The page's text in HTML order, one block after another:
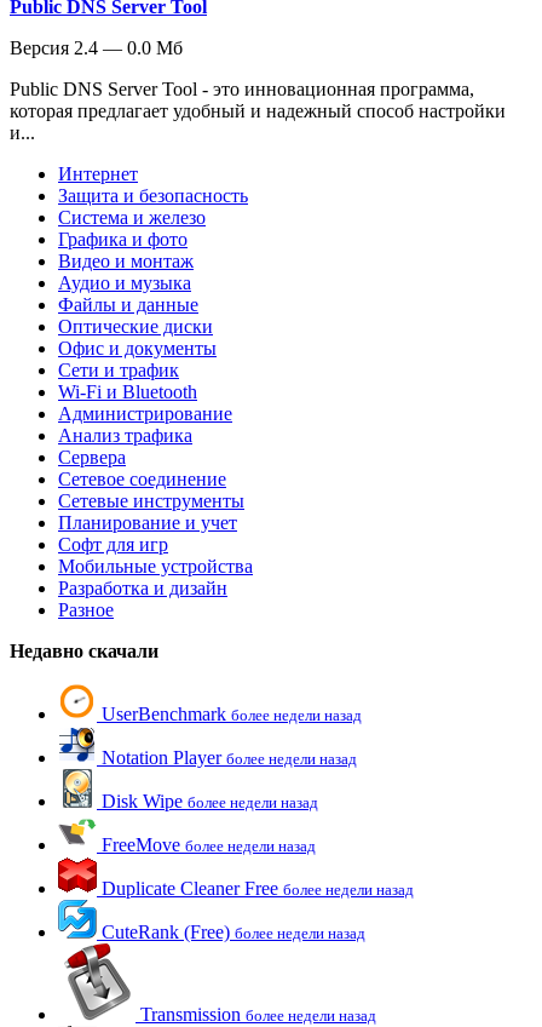
Public DNS Server Tool
Версия 2.4 — 0.0 Мб
Public DNS Server Tool - это инновационная программа,
которая предлагает удобный и надежный способ настройки
и...
Интернет
Защита и безопасность
Система и железо
Графика и фото
Видео и монтаж
Аудио и музыка
Файлы и данные
Оптические диски
Офис и документы
Сети и трафик
Wi-Fi и Bluetooth
Администрирование
Анализ трафика
Сервера
Сетевое соединение
Сетевые инструменты
Планирование и учет
Софт для игр
Мобильные устройства
Разработка и дизайн
Разное
Недавно скачали
UserBenchmark более недели назад
Notation Player более недели назад
Disk Wipe более недели назад
FreeMove более недели назад
Duplicate Cleaner Free более недели назад
CuteRank (Free) более недели назад
Transmission более недели назад